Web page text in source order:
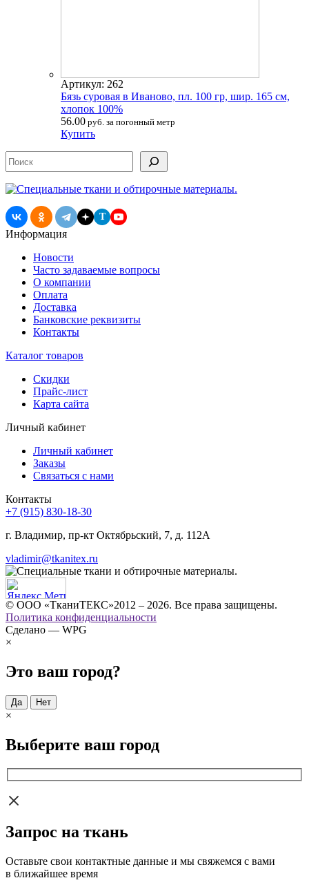
Артикул: 262
Бязь суровая в Иваново, пл. 100 гр, шир. 165 см,
хлопок 100%
56.00 руб. за погонный метр
Купить
Поиск
T
Информация
Новости
Часто задаваемые вопросы
О компании
Оплата
Доставка
Банковские реквизиты
Контакты
Каталог товаров
Скидки
Прайс-лист
Карта сайта
Личный кабинет
Личный кабинет
Заказы
Связаться с нами
Контакты
+7 (915) 830-18-30
г. Владимир, пр-кт Октябрьский, 7, д. 112А
vladimir@tkanitex.ru
© ООО «ТканиТЕКС»2012 – 2026. Все права защищены.
Политика конфиденциальности
Сделано — WPG
×
Это ваш город?
Да Нет
×
Выберите ваш город
Запрос на ткань
Оставьте свои контактные данные и мы свяжемся с вами
в ближайшее время